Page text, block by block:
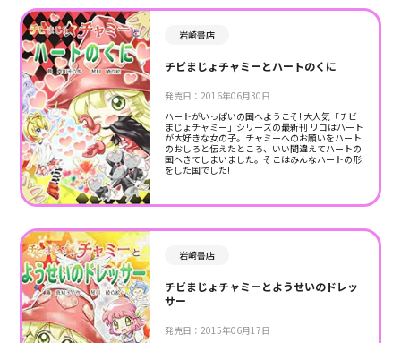
岩崎書店
チビまじょチャミーとハートのくに
発売日：2016年06月30日
ハートがいっぱいの国へようこそ! 大人気「チビ
まじょチャミー」シリーズの最新刊 リコはハート
が大好きな女の子。チャミーへのお願いをハート
のおしろと伝えたところ、いい間違えてハートの
国へきてしまいました。そこはみんなハートの形
をした国でした!
岩崎書店
チビまじょチャミーとようせいのドレッ
サー
発売日：2015年06月17日